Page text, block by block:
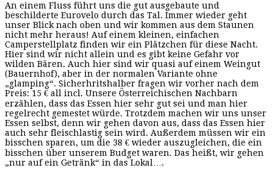
An einem Fluss führt uns die gut ausgebaute und
beschilderte Eurovelo durch das Tal. Immer wieder geht
unser Blick nach oben und wir kommen aus dem Staunen
nicht mehr heraus! Auf einem kleinen, einfachen
Camperstellplatz finden wir ein Plätzchen für diese Nacht.
Hier sind wir nicht allein und es gibt keine Gefahr vor
wilden Bären. Auch hier sind wir quasi auf einem Weingut
(Bauernhof), aber in der normalen Variante ohne
„glamping“. Sicherhritshalber fragen wir vorher nach dem
Preis: 15 € all incl. Unsere Österreichischen Nachbarn
erzählen, dass das Essen hier sehr gut sei und man hier
regelrecht gemestet würde. Trotzdem machen wir uns unser
Essen selbst, denn wir gehen davon aus, dass das Essen hier
auch sehr fleischlastig sein wird. Außerdem müssen wir ein
bisschen sparen, um die 38 € wieder auszugleichen, die ein
bisschen über unserem Budget waren. Das heißt, wir gehen
„nur auf ein Getränk“ in das Lokal….